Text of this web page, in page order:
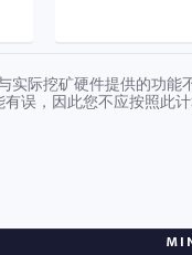
际挖矿硬件提供的功
误，因此您不应按照此